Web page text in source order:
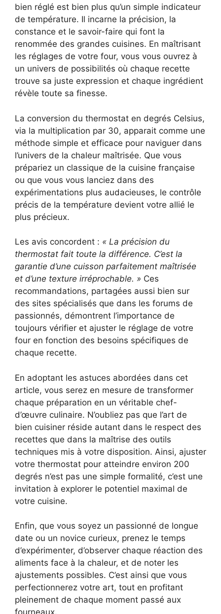
bien réglé est bien plus qu’un simple indicateur
de température. Il incarne la précision, la
constance et le savoir-faire qui font la
renommée des grandes cuisines. En maîtrisant
les réglages de votre four, vous vous ouvrez à
un univers de possibilités où chaque recette
trouve sa juste expression et chaque ingrédient
révèle toute sa finesse.
La conversion du thermostat en degrés Celsius,
via la multiplication par 30, apparait comme une
méthode simple et efficace pour naviguer dans
l’univers de la chaleur maîtrisée. Que vous
prépariez un classique de la cuisine française
ou que vous vous lanciez dans des
expérimentations plus audacieuses, le contrôle
précis de la température devient votre allié le
plus précieux.
Les avis concordent : « La précision du
thermostat fait toute la différence. C’est la
garantie d’une cuisson parfaitement maîtrisée
et d’une texture irréprochable. » Ces
recommandations, partagées aussi bien sur
des sites spécialisés que dans les forums de
passionnés, démontrent l’importance de
toujours vérifier et ajuster le réglage de votre
four en fonction des besoins spécifiques de
chaque recette.
En adoptant les astuces abordées dans cet
article, vous serez en mesure de transformer
chaque préparation en un véritable chef-
d’œuvre culinaire. N’oubliez pas que l’art de
bien cuisiner réside autant dans le respect des
recettes que dans la maîtrise des outils
techniques mis à votre disposition. Ainsi, ajuster
votre thermostat pour atteindre environ 200
degrés n’est pas une simple formalité, c’est une
invitation à explorer le potentiel maximal de
votre cuisine.
Enfin, que vous soyez un passionné de longue
date ou un novice curieux, prenez le temps
d’expérimenter, d’observer chaque réaction des
aliments face à la chaleur, et de noter les
ajustements possibles. C’est ainsi que vous
perfectionnerez votre art, tout en profitant
pleinement de chaque moment passé aux